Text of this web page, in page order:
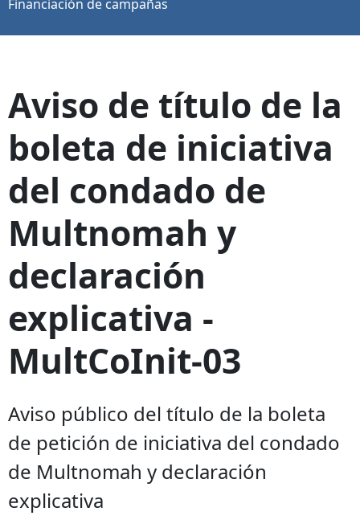
Financiación de campañas
Aviso de título de la
boleta de iniciativa
del condado de
Multnomah y
declaración
explicativa -
MultCoInit-03
Aviso público del título de la boleta
de petición de iniciativa del condado
de Multnomah y declaración
explicativa